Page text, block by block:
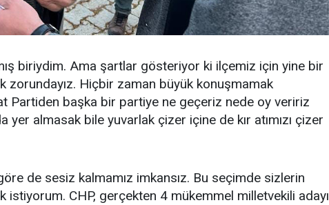
biriydim. Ama şartlar gösteriyor ki ilçemiz için yine bir
zorundayız. Hiçbir zaman büyük konuşmamak
Partiden başka bir partiye ne geçeriz nede oy veririz
yer almasak bile yuvarlak çizer içine de kır atımızı çizer
de sesiz kalmamız imkansız. Bu seçimde sizlerin
istiyorum. CHP, gerçekten 4 mükemmel milletvekili adayı